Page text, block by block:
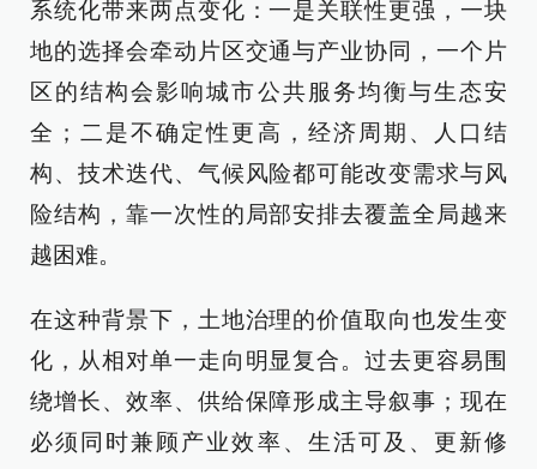
系统化带来两点变化：一是关联性更强，一块
地的选择会牵动片区交通与产业协同，一个片
区的结构会影响城市公共服务均衡与生态安
全；二是不确定性更高，经济周期、人口结
构、技术迭代、气候风险都可能改变需求与风
险结构，靠一次性的局部安排去覆盖全局越来
越困难。
在这种背景下，土地治理的价值取向也发生变
化，从相对单一走向明显复合。过去更容易围
绕增长、效率、供给保障形成主导叙事；现在
必须同时兼顾产业效率、生活可及、更新修